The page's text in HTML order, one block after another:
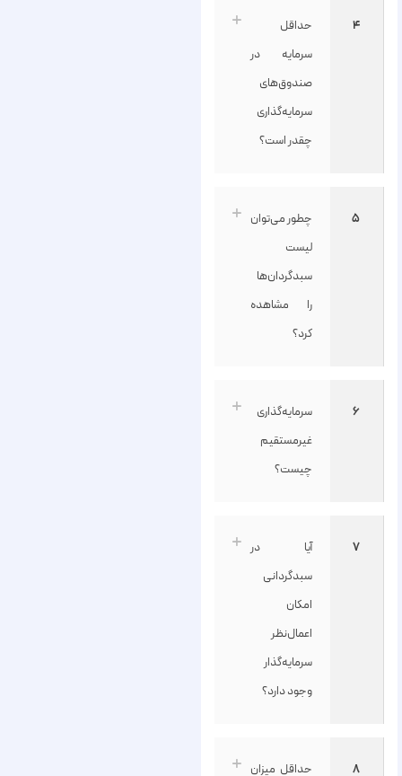
۴
حداقل
سرمایه در
صندوق‌های
سرمایه‌گذاری
چقدر است؟
۵
چطور می‌توان
لیست
سبدگردان‌ها
را مشاهده
کرد؟
۶
سرمایه‌گذاری
غیرمستقیم
چیست؟
۷
آیا در
سبدگردانی
امکان
اعمال‌نظر
سرمایه‌گذار
وجود دارد؟
۸ حداقل میزان